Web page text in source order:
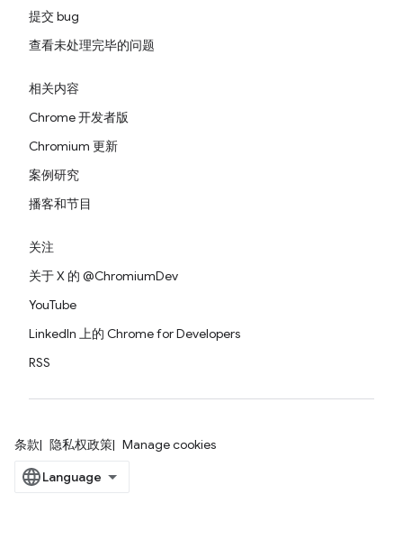
提交 bug
查看未处理完毕的问题
相关内容
Chrome 开发者版
Chromium 更新
案例研究
播客和节目
关注
关于 X 的 @ChromiumDev
YouTube
LinkedIn 上的 Chrome for Developers
RSS
条款 隐私权政策 Manage cookies